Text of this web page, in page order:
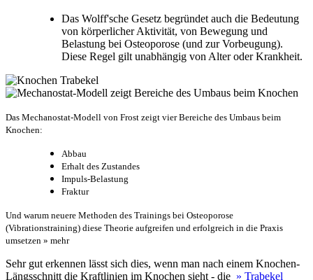
Das Wolff'sche Gesetz begründet auch die Bedeutung
von körperlicher Aktivität, von Bewegung und
Belastung bei Osteoporose (und zur Vorbeugung).
Diese Regel gilt unabhängig von Alter oder Krankheit.
Das Mechanostat-Modell von Frost zeigt vier Bereiche des Umbaus beim
Knochen:
Abbau
Erhalt des Zustandes
Impuls-Belastung
Fraktur
Und warum neuere Methoden des Trainings bei Osteoporose
(Vibrationstraining) diese Theorie aufgreifen und erfolgreich in die Praxis
umsetzen » mehr
Sehr gut erkennen lässt sich dies, wenn man nach einem Knochen-
Längsschnitt die Kraftlinien im Knochen sieht - die » Trabekel